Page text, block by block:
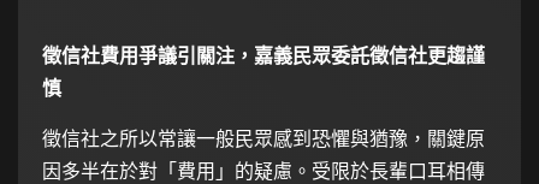
徵信社費用爭議引關注，嘉義民眾委託徵信社更趨謹
慎
徵信社之所以常讓一般民眾感到恐懼與猶豫，關鍵原
因多半在於對「費用」的疑慮。受限於長輩口耳相傳